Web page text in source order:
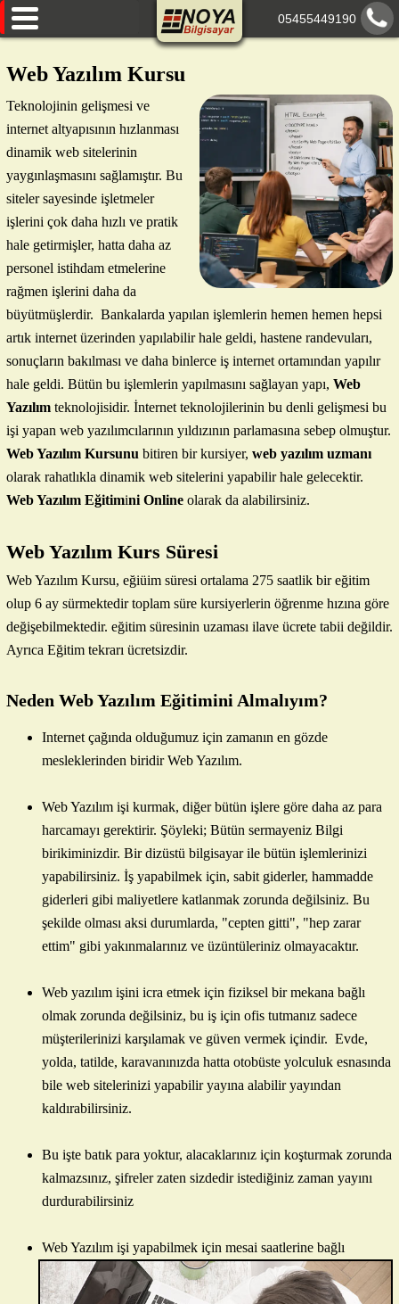
AnaSayfa
Eğitimlerimiz
Hakkımızda
Paylaşımlarımız
İletişim
05455449190
Web Yazılım Kursu
Teknolojinin gelişmesi ve
internet altyapısının hızlanması
dinamik web sitelerinin
yaygınlaşmasını sağlamıştır. Bu
siteler sayesinde işletmeler
işlerini çok daha hızlı ve pratik
hale getirmişler, hatta daha az
personel istihdam etmelerine
rağmen işlerini daha da
büyütmüşlerdir. Bankalarda yapılan işlemlerin hemen hemen hepsi
artık internet üzerinden yapılabilir hale geldi, hastene randevuları,
sonuçların bakılması ve daha binlerce iş internet ortamından yapılır
hale geldi. Bütün bu işlemlerin yapılmasını sağlayan yapı, Web
Yazılımteknolojisidir. İnternet teknolojilerinin bu denli gelişmesi bu
işi yapan web yazılımcılarının yıldızının parlamasına sebep olmuştur.
Web Yazılım Kursunu bitiren bir kursiyer, web yazılım uzmanı
olarak rahatlıkla dinamik web sitelerini yapabilir hale gelecektir.
Web Yazılım Eğitimini Onlineolarak da alabilirsiniz.
Web Yazılım Kurs Süresi
Web Yazılım Kursu, eğiüim süresi ortalama 275 saatlik bir eğitim
olup 6 ay sürmektedir toplam süre kursiyerlerin öğrenme hızına göre
değişebilmektedir. eğitim süresinin uzaması ilave ücrete tabii değildir.
Ayrıca Eğitim tekrarı ücretsizdir.
Neden Web Yazılım Eğitimini Almalıyım?
Internet çağında olduğumuz için zamanın en gözde
mesleklerinden biridir Web Yazılım.
Web Yazılım işi kurmak, diğer bütün işlere göre daha az para
harcamayı gerektirir. Şöyleki; Bütün sermayeniz Bilgi
birikiminizdir. Bir dizüstü bilgisayar ile bütün işlemlerinizi
yapabilirsiniz. İş yapabilmek için, sabit giderler, hammadde
giderleri gibi maliyetlere katlanmak zorunda değilsiniz. Bu
şekilde olması aksi durumlarda, "cepten gitti", "hep zarar
ettim" gibi yakınmalarınız ve üzüntüleriniz olmayacaktır.
Web yazılım işini icra etmek için fiziksel bir mekana bağlı
olmak zorunda değilsiniz, bu iş için ofis tutmanız sadece
müşterilerinizi karşılamak ve güven vermek içindir. Evde,
yolda, tatilde, karavanınızda hatta otobüste yolculuk esnasında
bile web sitelerinizi yapabilir yayına alabilir yayından
kaldırabilirsiniz.
Bu işte batık para yoktur, alacaklarınız için koşturmak zorunda
kalmazsınız, şifreler zaten sizdedir istediğiniz zaman yayını
durdurabilirsiniz
Web Yazılım işi yapabilmek için mesai saatlerine bağlı